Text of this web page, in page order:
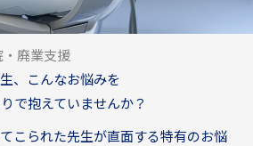
廃業支援
、こんなお悩みを
で抱えていませんか？
こられた先生が直面する特有のお悩